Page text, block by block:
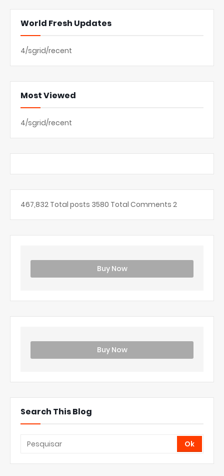
World Fresh Updates
4/sgrid/recent
Most Viewed
4/sgrid/recent
467,832 Total posts 3580 Total Comments 2
Buy Now
Buy Now
Search This Blog